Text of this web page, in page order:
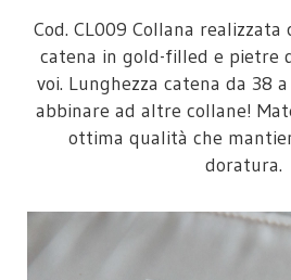
Cod. CL009 Collana
catena in gold-filled e pietre
voi. Lunghezza catena da 38
abbinare ad altre collane!
ottima qualità che
doratura.